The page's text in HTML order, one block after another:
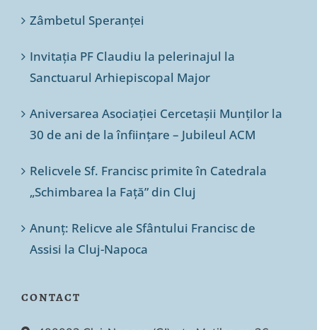
Zâmbetul Speranței
Invitația PF Claudiu la pelerinajul la
Sanctuarul Arhiepiscopal Major
Aniversarea Asociației Cercetașii Munților la
30 de ani de la înființare – Jubileul ACM
Relicvele Sf. Francisc primite în Catedrala
„Schimbarea la Față” din Cluj
Anunț: Relicve ale Sfântului Francisc de
Assisi la Cluj-Napoca
CONTACT